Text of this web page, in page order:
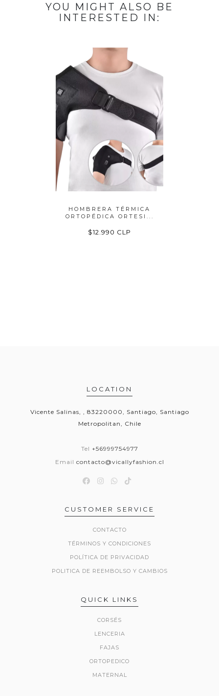
YOU MIGHT ALSO BE
INTERESTED IN:
HOMBRERA TÉRMICA
ORTOPÉDICA ORTESI...
$12.990 CLP
LOCATION
Vicente Salinas, , 83220000, Santiago, Santiago
Metropolitan, Chile
Tel +56999754977
Email contacto@vicallyfashion.cl
CUSTOMER SERVICE
CONTACTO
TÉRMINOS Y CONDICIONES
POLÍTICA DE PRIVACIDAD
POLITICA DE REEMBOLSO Y CAMBIOS
QUICK LINKS
CORSÉS
LENCERIA
FAJAS
ORTOPEDICO
MATERNAL